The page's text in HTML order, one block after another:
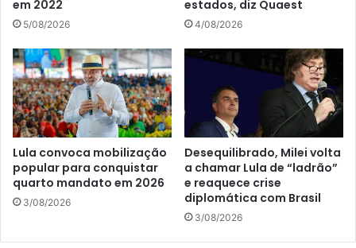
em 2022
5/08/2026
estados, diz Quaest
4/08/2026
Lula convoca mobilização
popular para conquistar
quarto mandato em 2026
3/08/2026
Desequilibrado, Milei volta
a chamar Lula de “ladrão”
e reaquece crise
diplomática com Brasil
3/08/2026